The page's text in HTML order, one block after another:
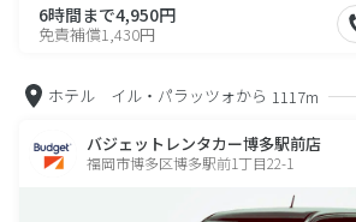
6時間まで4,950円
免責補償1,430円
ホテル イル・パラッツォから 1117m
バジェットレンタカー博多駅前店
福岡市博多区博多駅前1丁目22-1